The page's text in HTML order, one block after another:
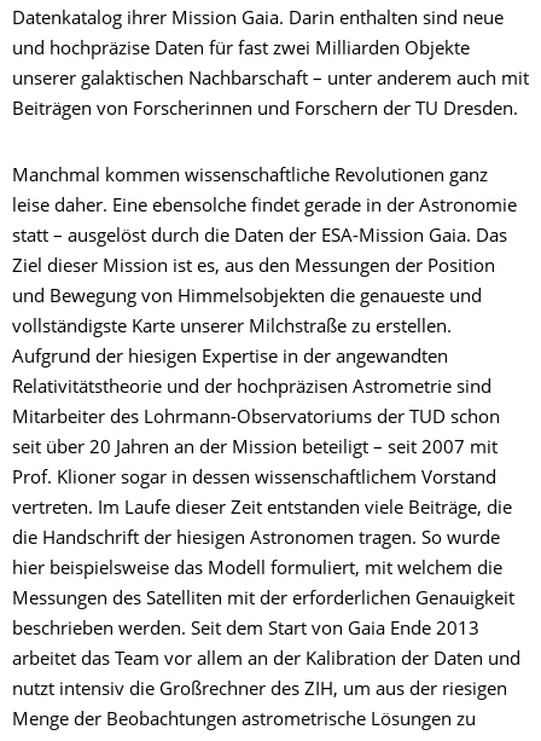
Datenkatalog ihrer Mission Gaia. Darin enthalten sind neue
und hochpräzise Daten für fast zwei Milliarden Objekte
unserer galaktischen Nachbarschaft – unter anderem auch mit
Beiträgen von Forscherinnen und Forschern der TU Dresden.
Manchmal kommen wissenschaftliche Revolutionen ganz
leise daher. Eine ebensolche findet gerade in der Astronomie
statt – ausgelöst durch die Daten der ESA-Mission Gaia. Das
Ziel dieser Mission ist es, aus den Messungen der Position
und Bewegung von Himmelsobjekten die genaueste und
vollständigste Karte unserer Milchstraße zu erstellen.
Aufgrund der hiesigen Expertise in der angewandten
Relativitätstheorie und der hochpräzisen Astrometrie sind
Mitarbeiter des Lohrmann-Observatoriums der TUD schon
seit über 20 Jahren an der Mission beteiligt – seit 2007 mit
Prof. Klioner sogar in dessen wissenschaftlichem Vorstand
vertreten. Im Laufe dieser Zeit entstanden viele Beiträge, die
die Handschrift der hiesigen Astronomen tragen. So wurde
hier beispielsweise das Modell formuliert, mit welchem die
Messungen des Satelliten mit der erforderlichen Genauigkeit
beschrieben werden. Seit dem Start von Gaia Ende 2013
arbeitet das Team vor allem an der Kalibration der Daten und
nutzt intensiv die Großrechner des ZIH, um aus der riesigen
Menge der Beobachtungen astrometrische Lösungen zu